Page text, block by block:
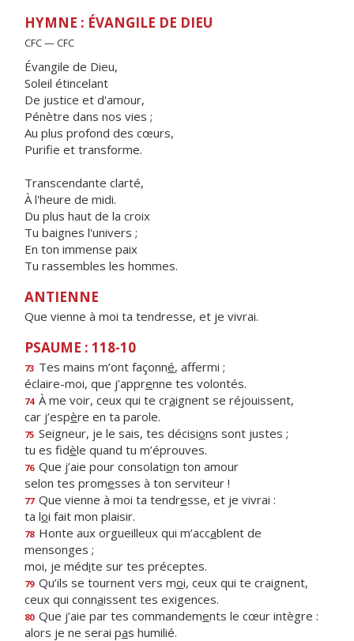
HYMNE : ÉVANGILE DE DIEU
CFC — CFC
Évangile de Dieu,
Soleil étincelant
De justice et d'amour,
Pénètre dans nos vies ;
Au plus profond des cœurs,
Purifie et transforme.
Transcendante clarté,
À l'heure de midi.
Du plus haut de la croix
Tu baignes l'univers ;
En ton immense paix
Tu rassembles les hommes.
ANTIENNE
Que vienne à moi ta tendresse, et je vivrai.
PSAUME : 118-10
73 Tes mains m’ont façonné, affermi ;
éclaire-moi, que j’apprenne tes volontés.
74 À me voir, ceux qui te craignent se réjouissent,
car j’espère en ta parole.
75 Seigneur, je le sais, tes décisions sont justes ;
tu es fidèle quand tu m’éprouves.
76 Que j’aie pour consolation ton amour
selon tes promesses à ton serviteur !
77 Que vienne à moi ta tendresse, et je vivrai :
ta loi fait mon plaisir.
78 Honte aux orgueilleux qui m’accablent de
mensonges ;
moi, je médite sur tes préceptes.
79 Qu’ils se tournent vers moi, ceux qui te craignent,
ceux qui connaissent tes exigences.
80 Que j’aie par tes commandements le cœur intègre :
alors je ne serai pas humilié.